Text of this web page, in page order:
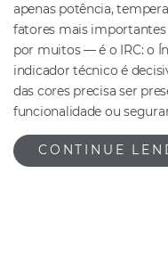
apenas potência,
fatores mais
por muitos — é o IRC: o
indicador técnico é
das cores precisa ser
funcionalidade ou
CONTINUE